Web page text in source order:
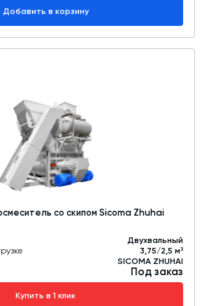
Добавить в корзину
со скипом Sicoma Zhuhai
Двухвальный
3,75/2,5 м³
SICOMA ZHUHAI
Под заказ
Купить в 1 клик